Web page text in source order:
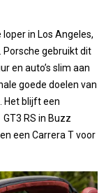
loper in Los Angeles,
gebruikt dit
en auto’s slim aan
goede doelen van
Het blijft een
RS in Buzz
een Carrera T voor